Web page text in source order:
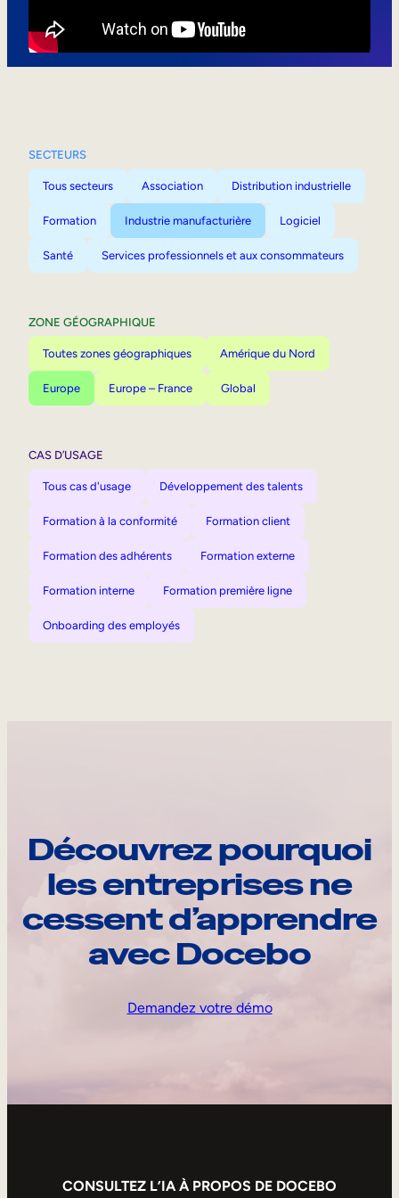
SECTEURS
Tous secteurs Association Distribution industrielle
Formation Industrie manufacturière Logiciel
Santé Services professionnels et aux consommateurs
ZONE GÉOGRAPHIQUE
Toutes zones géographiques Amérique du Nord
Europe Europe – France Global
CAS D’USAGE
Tous cas d'usage Développement des talents
Formation à la conformité Formation client
Formation des adhérents Formation externe
Formation interne Formation première ligne
Onboarding des employés
Découvrez pourquoi
les entreprises ne
cessent d’apprendre
avec Docebo
Demandez votre démo
CONSULTEZ L’IA À PROPOS DE DOCEBO